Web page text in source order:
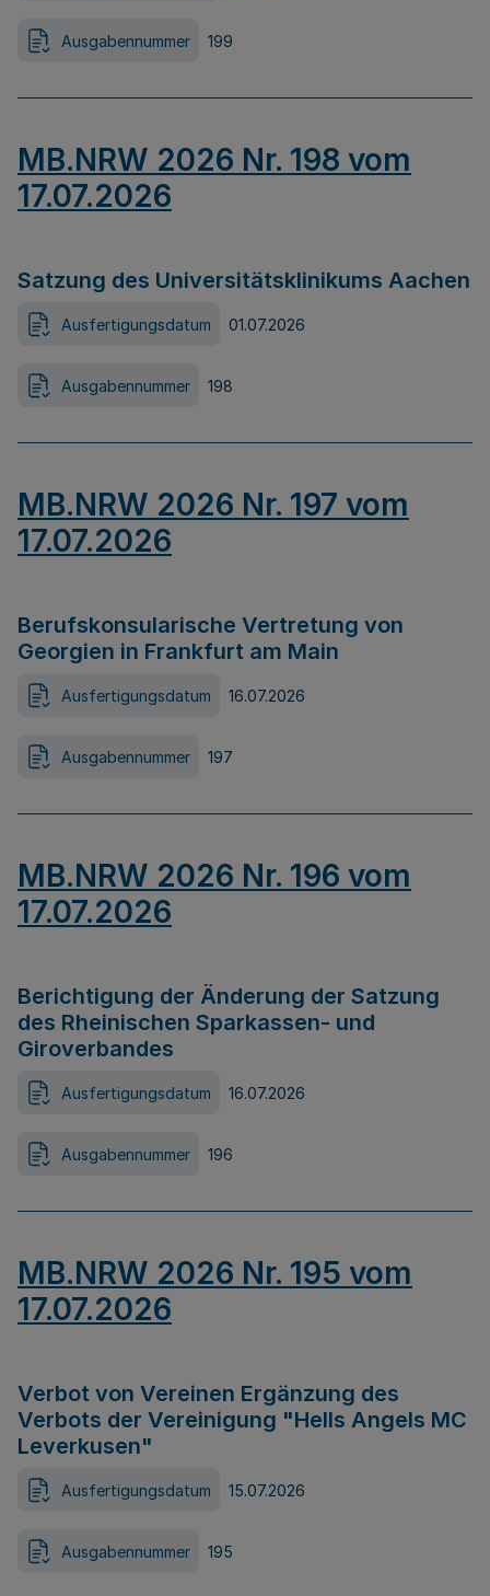
Ausgabennummer 199
MB.NRW 2026 Nr. 198 vom
17.07.2026
Satzung des Universitätsklinikums Aachen
Ausfertigungsdatum 01.07.2026
Ausgabennummer 198
MB.NRW 2026 Nr. 197 vom
17.07.2026
Berufskonsularische Vertretung von
Georgien in Frankfurt am Main
Ausfertigungsdatum 16.07.2026
Ausgabennummer 197
MB.NRW 2026 Nr. 196 vom
17.07.2026
Berichtigung der Änderung der Satzung
des Rheinischen Sparkassen- und
Giroverbandes
Ausfertigungsdatum 16.07.2026
Ausgabennummer 196
MB.NRW 2026 Nr. 195 vom
17.07.2026
Verbot von Vereinen Ergänzung des
Verbots der Vereinigung "Hells Angels MC
Leverkusen"
Ausfertigungsdatum 15.07.2026
Ausgabennummer 195